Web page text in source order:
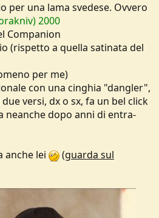
per una lama svedese. Ovvero
2000
Companion
(rispetto a quella satinata del
per me)
con una cinghia "dangler",
versi, dx o sx, fa un bel click
neanche dopo anni di entra-
anche lei
(guarda sul